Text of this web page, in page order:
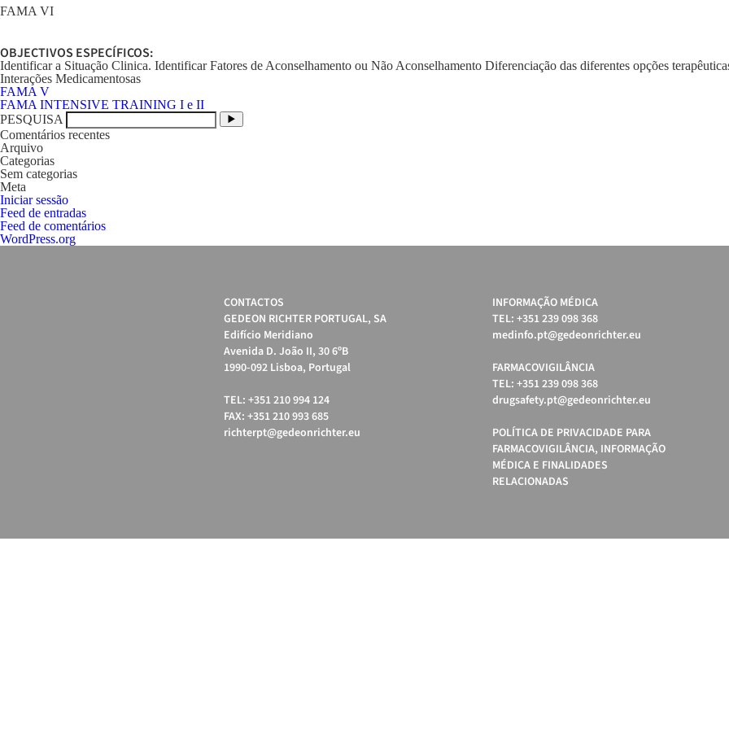
FAMA VI
OBJECTIVOS ESPECÍFICOS:
Identificar a Situação Clinica. Identificar Fatores de Aconselhamento ou Não Aconselhamento Diferenciação das diferentes opções
Interações Medicamentosas
Navegação
de
artigos
FAMA V
FAMA INTENSIVE TRAINING I e II
PESQUISA
Comentários recentes
Arquivo
Categorias
Sem categorias
Meta
Iniciar sessão
Feed de entradas
Feed de comentários
WordPress.org
CONTACTOS
GEDEON RICHTER PORTUGAL, SA
Edifício Meridiano
Avenida D. João II, 30 6ºB
1990-092 Lisboa, Portugal
TEL: +351 210 994 124
FAX: +351 210 993 685
richterpt@gedeonrichter.eu
INFORMAÇÃO MÉDICA
TEL: +351 239 098 368
medinfo.pt@gedeonrichter.eu
FARMACOVIGILÂNCIA
TEL: +351 239 098 368
drugsafety.pt@gedeonrichter.eu
POLÍTICA DE PRIVACIDADE PARA
FARMACOVIGILÂNCIA, INFORMAÇÃO
MÉDICA E FINALIDADES
RELACIONADAS